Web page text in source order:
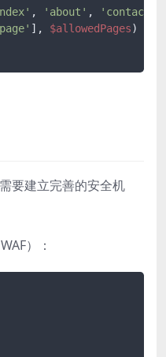
, 'about' ,
'contact'
], $allowedPages) ?
要建立完善的安全机
）：